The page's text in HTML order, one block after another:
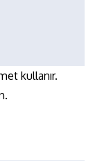
kullanır.